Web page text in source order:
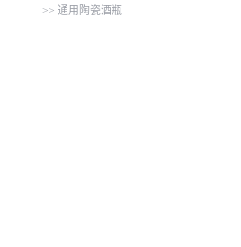
>> 通用陶瓷酒瓶